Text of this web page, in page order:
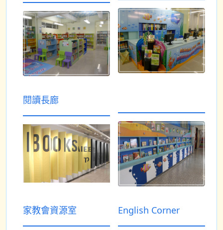
閱讀長廊
家教會資源室 English Corner